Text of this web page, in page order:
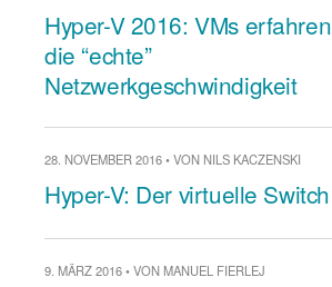
Hyper-V 2016: VMs erfahren
die “echte”
Netzwerkgeschwindigkeit
28. NOVEMBER 2016 • VON NILS KACZENSKI
Hyper-V: Der virtuelle Switch
9. MÄRZ 2016 • VON MANUEL FIERLEJ